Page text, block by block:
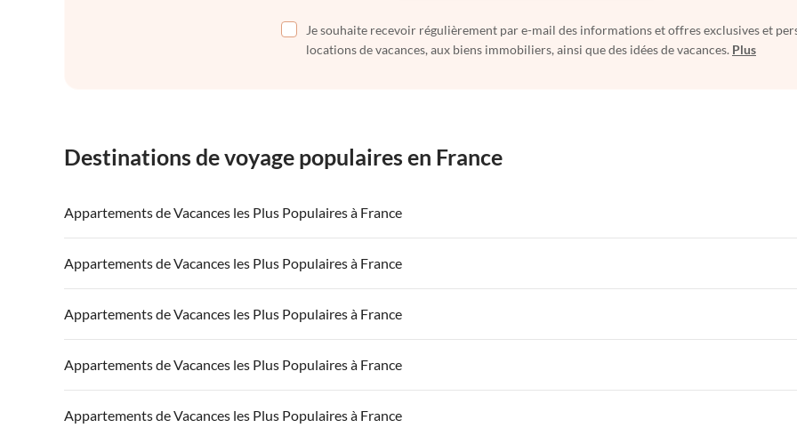
Je souhaite recevoir régulièrement par e-mail des informations et offres exclusives et
locations de vacances, aux biens immobiliers, ainsi que des idées de vacances. Plus
Destinations de voyage populaires en France
Appartements de Vacances les Plus Populaires à France
Appartements de Vacances à France Appartements de Vacances à Paris-Ile de France
Appartements de Vacances à Côte atlantique Appartements de Vacances à la Normandie Appartements de Vacances à Sud de la
Appartements de Vacances à Côte d'Azur
Appartements de Vacances les Plus Populaires à France
Appartements de Vacances à France Appartements de Vacances à Paris-Ile de France
Appartements de Vacances à Côte atlantique Appartements de Vacances à la Normandie Appartements de Vacances à Sud de la
Appartements de Vacances à Côte d'Azur
Appartements de Vacances les Plus Populaires à France
Appartements de Vacances à France Appartements de Vacances à Paris-Ile de France
Appartements de Vacances à Côte atlantique Appartements de Vacances à la Normandie Appartements de Vacances à Sud de la
Appartements de Vacances à Côte d'Azur
Appartements de Vacances les Plus Populaires à France
Appartements de Vacances à France Appartements de Vacances à Paris-Ile de France
Appartements de Vacances les Plus Populaires à France